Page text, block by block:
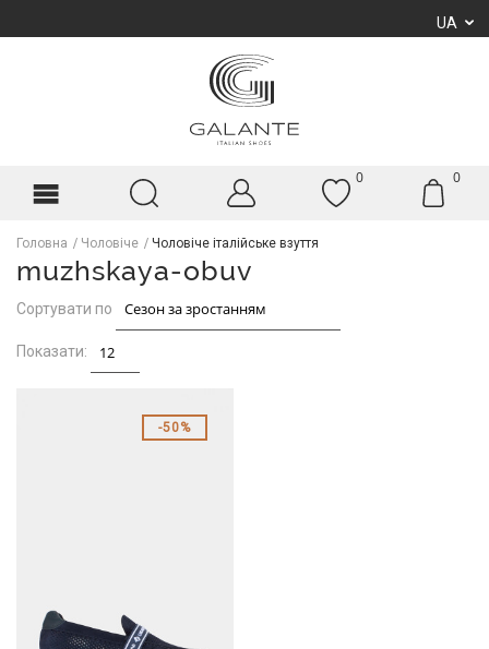
UA
0 0
Головна Чоловіче Чоловіче італійське взуття
muzhskaya-obuv
Сортувати по
Показати:
50%